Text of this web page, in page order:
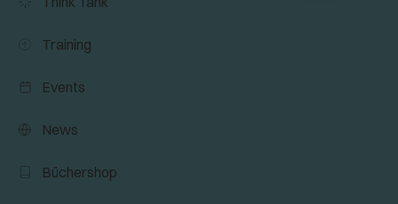
Training
Events
News
Büchershop